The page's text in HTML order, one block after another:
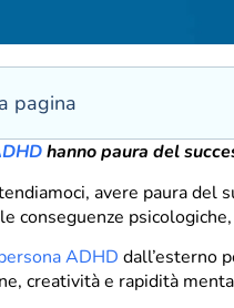
pagina
hanno paura del
avere paura del
conseguenze
ADHD dall’esterno
creatività e rapidità